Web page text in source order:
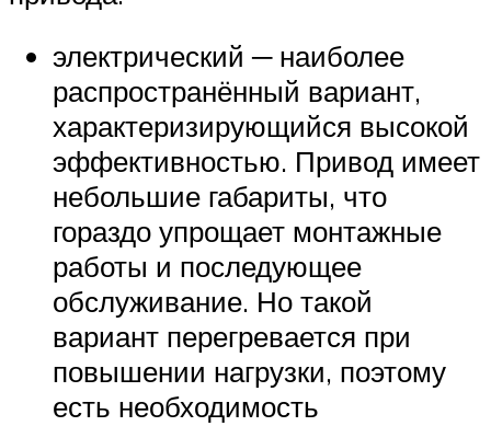
электрический ─ наиболее
распространённый вариант,
характеризирующийся высокой
эффективностью. Привод имеет
небольшие габариты, что
гораздо упрощает монтажные
работы и последующее
обслуживание. Но такой
вариант перегревается при
повышении нагрузки, поэтому
есть необходимость